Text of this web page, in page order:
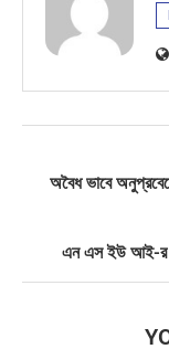
অবৈধ ভাবে
এন এস ইউ আই-র